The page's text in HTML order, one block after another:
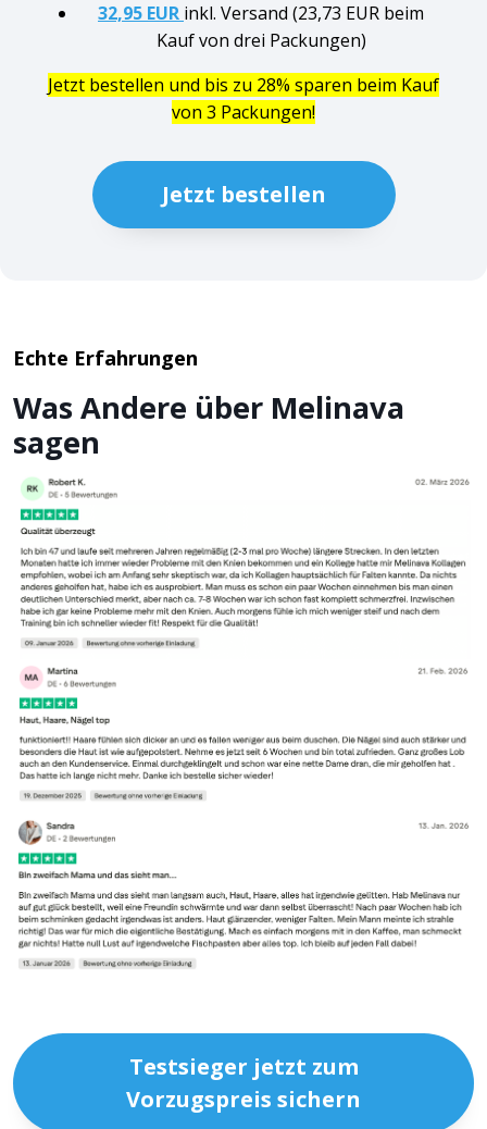
32,95 EUR inkl. Versand (23,73 EUR beim
Kauf von drei Packungen)
Jetzt bestellen und bis zu 28% sparen beim Kauf
von 3 Packungen!
Jetzt bestellen
Echte Erfahrungen
Was Andere über Melinava
sagen
Testsieger jetzt zum
Vorzugspreis sichern